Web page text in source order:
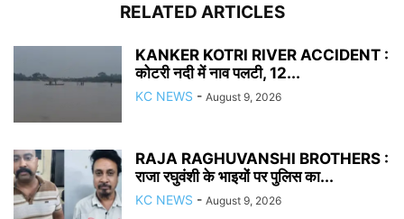
RELATED ARTICLES
KANKER KOTRI RIVER ACCIDENT :
कोटरी नदी में नाव पलटी, 12...
KC NEWS - August 9, 2026
RAJA RAGHUVANSHI BROTHERS :
राजा रघुवंशी के भाइयों पर पुलिस का...
KC NEWS - August 9, 2026